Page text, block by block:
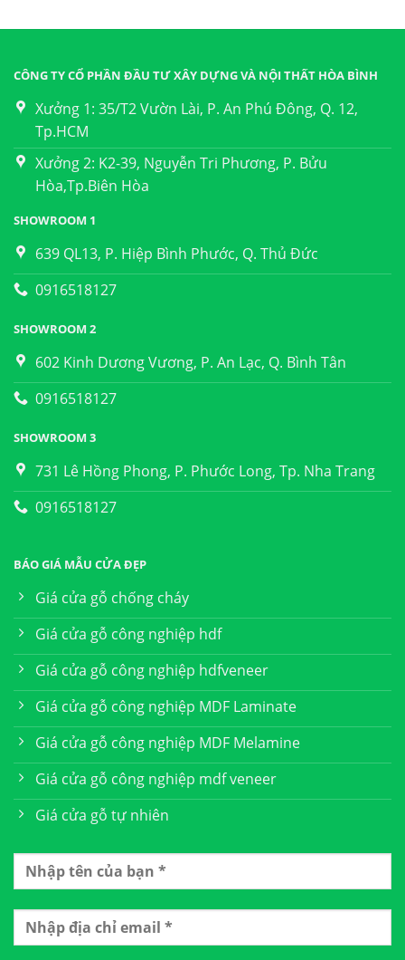
CÔNG TY CỔ PHẦN ĐẦU TƯ XÂY DỰNG VÀ NỘI THẤT HÒA BÌNH
Xưởng 1: 35/T2 Vườn Lài, P. An Phú Đông, Q. 12,
Tp.HCM
Xưởng 2: K2-39, Nguyễn Tri Phương, P. Bửu
Hòa,Tp.Biên Hòa
SHOWROOM 1
639 QL13, P. Hiệp Bình Phước, Q. Thủ Đức
0916518127
SHOWROOM 2
602 Kinh Dương Vương, P. An Lạc, Q. Bình Tân
0916518127
SHOWROOM 3
731 Lê Hồng Phong, P. Phước Long, Tp. Nha Trang
0916518127
BÁO GIÁ MẪU CỬA ĐẸP
Giá cửa gỗ chống cháy
Giá cửa gỗ công nghiệp hdf
Giá cửa gỗ công nghiệp hdfveneer
Giá cửa gỗ công nghiệp MDF Laminate
Giá cửa gỗ công nghiệp MDF Melamine
Giá cửa gỗ công nghiệp mdf veneer
Giá cửa gỗ tự nhiên